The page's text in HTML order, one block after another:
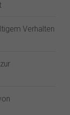
Verhalten